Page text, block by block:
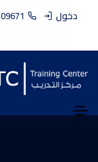
دخول